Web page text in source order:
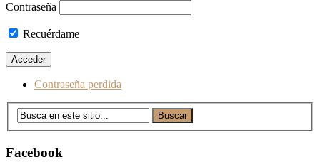
Contraseña
Recuérdame
Contraseña perdida
Facebook